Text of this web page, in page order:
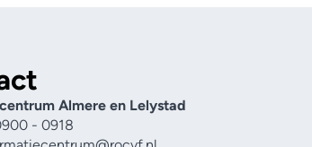
Almere en Lelystad
- 0918